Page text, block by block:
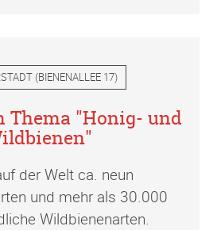
(BIENENALLEE 17)
Thema "Honig- und
der Welt ca. neun
und mehr als 30.000
Wildbienenarten.